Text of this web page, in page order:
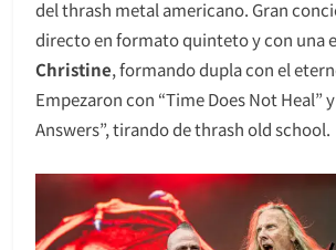
del thrash metal americano. Gran
directo en formato quinteto y con una
Christine, formando dupla con el
Empezaron con “Time Does Not Heal”
Answers”, tirando de thrash old school.